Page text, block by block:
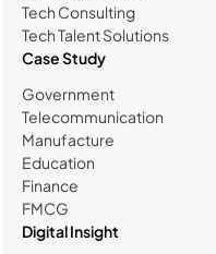
Tech Consulting
Tech Talent Solutions
Case Study
Government
Telecommunication
Manufacture
Education
Finance
FMCG
Digital Insight